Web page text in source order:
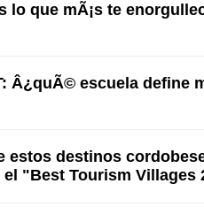
lo que mÃ¡s te
Â¿quÃ© escuela define
estos destinos
el "Best Tourism Villages